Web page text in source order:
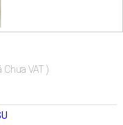
Chưa VAT )